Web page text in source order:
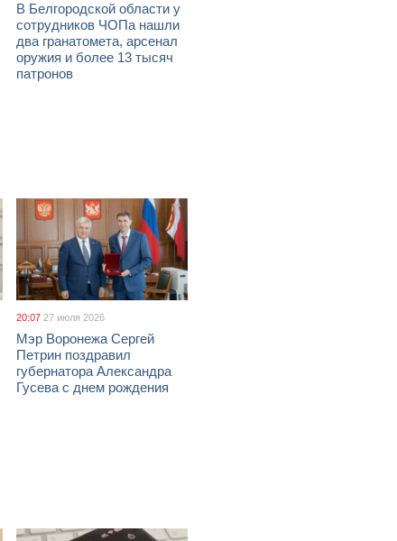
В Белгородской области у
сотрудников ЧОПа нашли
два гранатомета, арсенал
оружия и более 13 тысяч
патронов
20:07 27 июля 2026
Мэр Воронежа Сергей
Петрин поздравил
губернатора Александра
Гусева с днем рождения